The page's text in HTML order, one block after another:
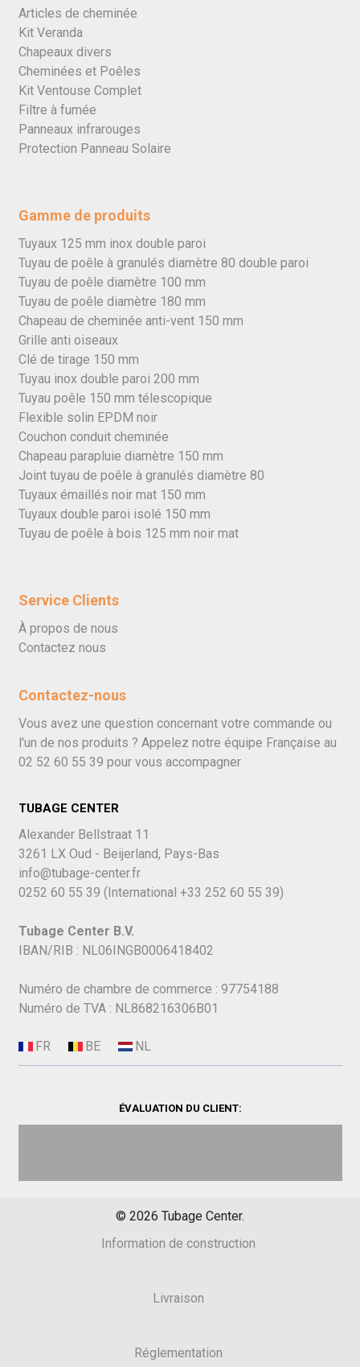
Articles de cheminée
Kit Veranda
Chapeaux divers
Cheminées et Poêles
Kit Ventouse Complet
Filtre à fumée
Panneaux infrarouges
Protection Panneau Solaire
Gamme de produits
Tuyaux 125 mm inox double paroi
Tuyau de poêle à granulés diamètre 80 double paroi
Tuyau de poêle diamètre 100 mm
Tuyau de poêle diamètre 180 mm
Chapeau de cheminée anti-vent 150 mm
Grille anti oiseaux
Clé de tirage 150 mm
Tuyau inox double paroi 200 mm
Tuyau poêle 150 mm télescopique
Flexible solin EPDM noir
Couchon conduit cheminée
Chapeau parapluie diamètre 150 mm
Joint tuyau de poêle à granulés diamètre 80
Tuyaux émaillés noir mat 150 mm
Tuyaux double paroi isolé 150 mm
Tuyau de poêle à bois 125 mm noir mat
Service Clients
À propos de nous
Contactez nous
Contactez-nous
Vous avez une question concernant votre commande ou
l'un de nos produits ? Appelez notre équipe Française au
02 52 60 55 39 pour vous accompagner
TUBAGE CENTER
Alexander Bellstraat 11
3261 LX Oud - Beijerland, Pays-Bas
info@tubage-center.fr
0252 60 55 39 (International +33 252 60 55 39)
Tubage Center B.V.
IBAN/RIB : NL06INGB0006418402
Numéro de chambre de commerce : 97754188
Numéro de TVA : NL868216306B01
ÉVALUATION DU CLIENT:
© 2026 Tubage Center.
Information de construction
Livraison
Réglementation